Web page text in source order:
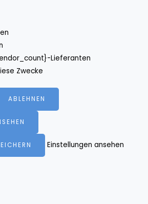
Lieferanten
Zwecke
ABLEHNEN
Einstellungen ansehen